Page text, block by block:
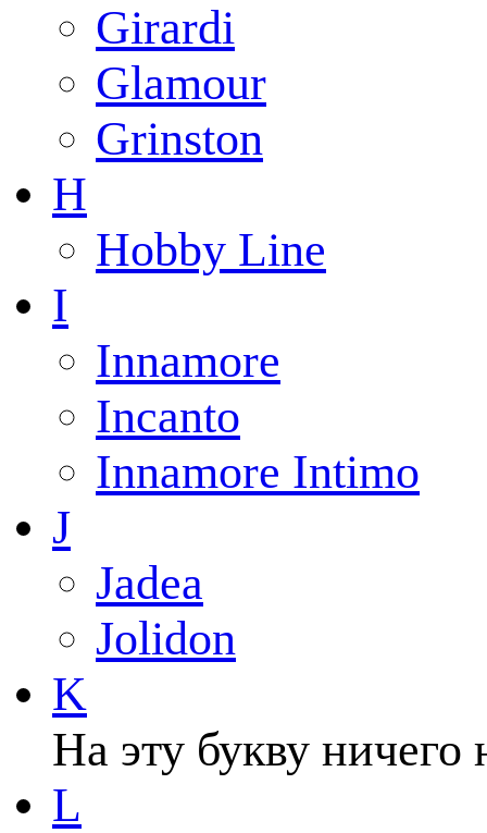
Girardi
Glamour
Grinston
H
Hobby Line
I
Innamore
Incanto
Innamore Intimo
J
Jadea
Jolidon
K
На эту букву ничего
L